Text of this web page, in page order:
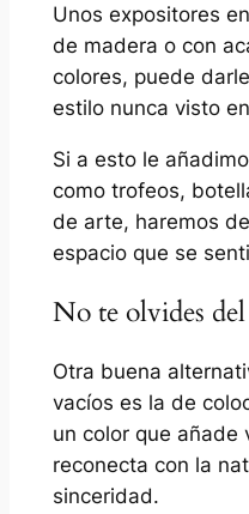
Unos expositores
de madera o con
colores, puede
estilo nunca visto
Si a esto le
como trofeos,
de arte, haremos
espacio que se
No te olvides
Otra buena
vacíos es la de
un color que añade
reconecta con la
sinceridad.